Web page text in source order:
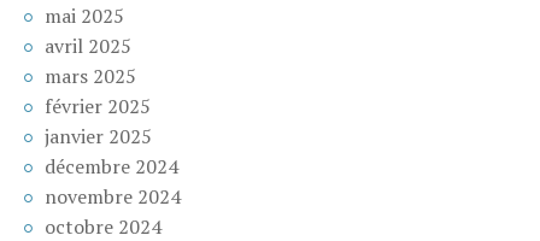
mai 2025
avril 2025
mars 2025
février 2025
janvier 2025
décembre 2024
novembre 2024
octobre 2024